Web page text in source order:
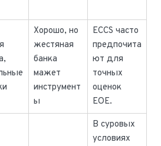
Хорошо, но
жестяная
банка
мажет
инструмент
ы
ECCS часто
предпочита
ют для
точных
оценок
EOE.
В суровых
условиях